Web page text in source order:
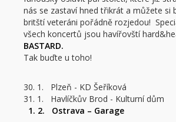
nás se zastaví hned třikrát a můžete si
britští veteráni pořádně rozjedou!
všech koncertů jsou havířovští
BASTARD.
Tak buďte u toho!
30. 1. Plzeň - KD Šeříková
31. 1. Havlíčkův Brod - Kulturní dům
1. 2. Ostrava – Garage